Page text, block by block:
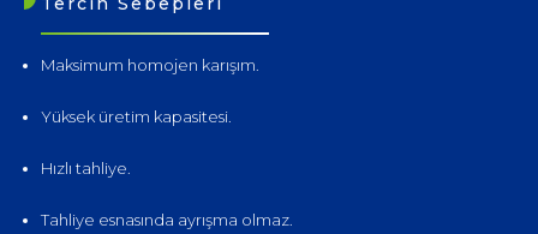
Maksimum homojen karışım.
Yüksek üretim kapasitesi.
Hızlı tahliye.
Tahliye esnasında ayrışma olmaz.